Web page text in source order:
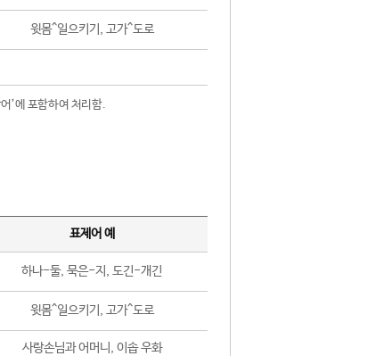
윗몸^일으키기, 고가^도로
’에 포함하여 처리함.
표제어 예
하나-둘, 묵은-지, 도긴-개긴
윗몸^일으키기, 고가^도로
사랑손님과 어머니, 이솝 우화